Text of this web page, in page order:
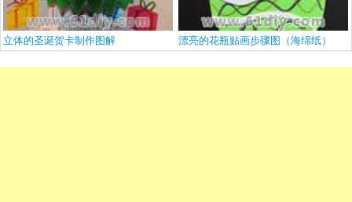
立体的圣诞贺卡制作图解 漂亮的花瓶贴画步骤图（海绵纸）